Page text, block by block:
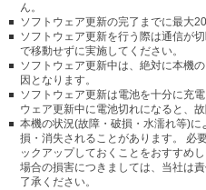
ん。
ソフトウェア更新の完了までに最大
ソフトウェア更新を行う際は通信が
で移動せずに実施してください。
ソフトウェア更新中は、絶対に本機
因となります。
ソフトウェア更新は電池を十分に充
ウェア更新中に電池切れになると、
本機の状況(故障・破損・水濡れ等)
損・消失されることがあります。 必
ックアップしておくことをおすすめ
場合の損害につきましては、当社は
了承ください。